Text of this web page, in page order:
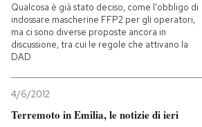
Qualcosa è già stato deciso, come l'obbligo di
indossare mascherine FFP2 per gli operatori,
ma ci sono diverse proposte ancora in
discussione, tra cui le regole che attivano la
DAD
4/6/2012
Terremoto in Emilia, le notizie di ieri